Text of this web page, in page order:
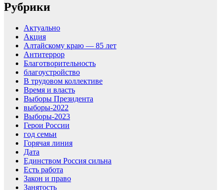
Рубрики
Актуально
Акция
Алтайскому краю — 85 лет
Антитеррор
Благотворительность
благоустройство
В трудовом коллективе
Время и власть
Выборы Президента
выборы-2022
Выборы-2023
Герои России
год семьи
Горячая линия
Дата
Единством Россия сильна
Есть работа
Закон и право
Занятость